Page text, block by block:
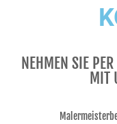
NEHMEN SIE
MIT